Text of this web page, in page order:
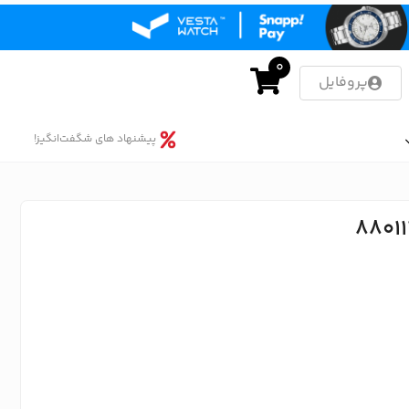
پروفایل
0
پیشنهاد های شگفت‌انگیز!